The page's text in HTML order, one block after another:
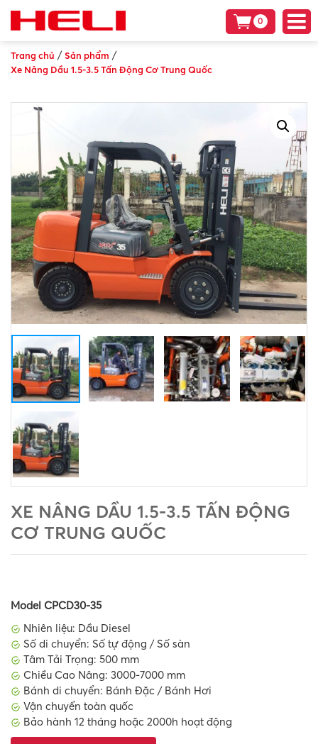
0
Trang chủ /Sản phẩm /
Xe Nâng Dầu 1.5-3.5 Tấn Động Cơ Trung Quốc
XE NÂNG DẦU 1.5-3.5 TẤN ĐỘNG
CƠ TRUNG QUỐC
Model CPCD30-35
Nhiên liệu: Dầu Diesel
Số di chuyển: Số tự động / Số sàn
Tâm Tải Trọng: 500 mm
Chiều Cao Nâng: 3000-7000 mm
Bánh di chuyển: Bánh Đặc / Bánh Hơi
Vận chuyển toàn quốc
Bảo hành 12 tháng hoặc 2000h hoạt động